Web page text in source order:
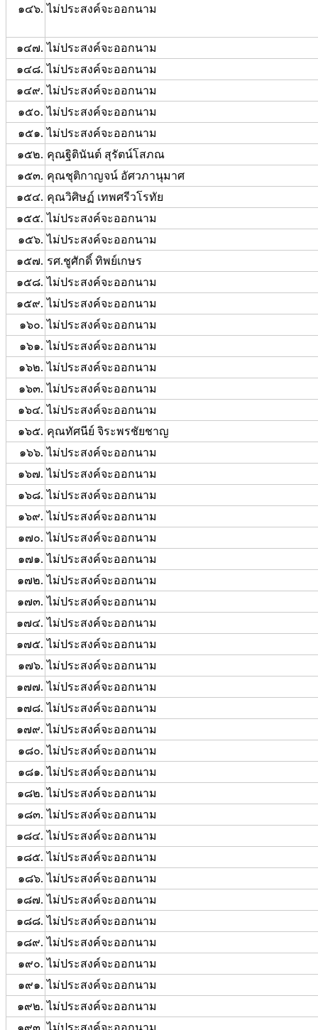
๑๔๖. ไม่ประสงค์จะออกนาม
๑๔๗. ไม่ประสงค์จะออกนาม
๑๔๘. ไม่ประสงค์จะออกนาม
๑๔๙. ไม่ประสงค์จะออกนาม
๑๕๐. ไม่ประสงค์จะออกนาม
๑๕๑. ไม่ประสงค์จะออกนาม
๑๕๒. คุณฐิตินันต์ สุรัตน์โสภณ
๑๕๓. คุณชุติกาญจน์ อัศวภานุมาศ
๑๕๔. คุณวิศิษฏ์ เทพศรีวโรทัย
๑๕๕. ไม่ประสงค์จะออกนาม
๑๕๖. ไม่ประสงค์จะออกนาม
๑๕๗. รศ.ชูศักดิ์ ทิพย์เกษร
๑๕๘. ไม่ประสงค์จะออกนาม
๑๕๙. ไม่ประสงค์จะออกนาม
๑๖๐. ไม่ประสงค์จะออกนาม
๑๖๑. ไม่ประสงค์จะออกนาม
๑๖๒. ไม่ประสงค์จะออกนาม
๑๖๓. ไม่ประสงค์จะออกนาม
๑๖๔. ไม่ประสงค์จะออกนาม
๑๖๕. คุณทัศนีย์ จิระพรชัยชาญ
๑๖๖. ไม่ประสงค์จะออกนาม
๑๖๗. ไม่ประสงค์จะออกนาม
๑๖๘. ไม่ประสงค์จะออกนาม
๑๖๙. ไม่ประสงค์จะออกนาม
๑๗๐. ไม่ประสงค์จะออกนาม
๑๗๑. ไม่ประสงค์จะออกนาม
๑๗๒. ไม่ประสงค์จะออกนาม
๑๗๓. ไม่ประสงค์จะออกนาม
๑๗๔. ไม่ประสงค์จะออกนาม
๑๗๕. ไม่ประสงค์จะออกนาม
๑๗๖. ไม่ประสงค์จะออกนาม
๑๗๗. ไม่ประสงค์จะออกนาม
๑๗๘. ไม่ประสงค์จะออกนาม
๑๗๙. ไม่ประสงค์จะออกนาม
๑๘๐. ไม่ประสงค์จะออกนาม
๑๘๑. ไม่ประสงค์จะออกนาม
๑๘๒. ไม่ประสงค์จะออกนาม
๑๘๓. ไม่ประสงค์จะออกนาม
๑๘๔. ไม่ประสงค์จะออกนาม
๑๘๕. ไม่ประสงค์จะออกนาม
๑๘๖. ไม่ประสงค์จะออกนาม
๑๘๗. ไม่ประสงค์จะออกนาม
๑๘๘. ไม่ประสงค์จะออกนาม
๑๘๙. ไม่ประสงค์จะออกนาม
๑๙๐. ไม่ประสงค์จะออกนาม
๑๙๑. ไม่ประสงค์จะออกนาม
๑๙๒. ไม่ประสงค์จะออกนาม
๑๙๓. ไม่ประสงค์จะออกนาม